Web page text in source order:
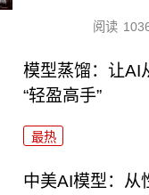
阅读
模型蒸馏：让AI
“轻盈高手”
最热
中美AI模型：从